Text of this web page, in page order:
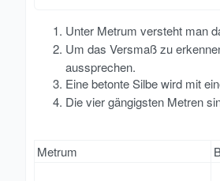
Unter Metrum versteht man
Um das Versmaß zu
aussprechen.
Eine betonte Silbe wird mit
Die vier gängigsten Metren
Metrum